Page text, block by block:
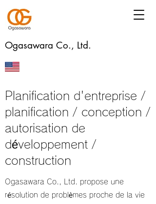
Ogasawara Co., Ltd.
Planification d'entreprise /
planification / conception /
autorisation de
développement /
construction
Ogasawara Co., Ltd. propose une
résolution de problèmes proche de la vie